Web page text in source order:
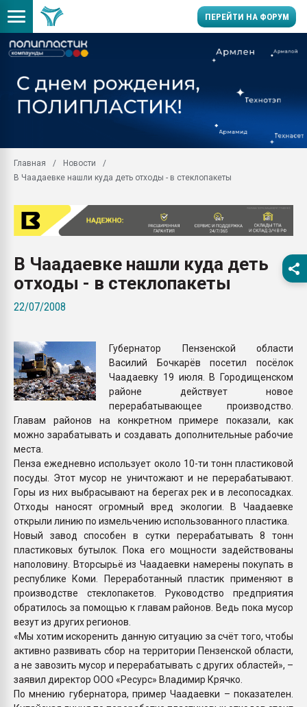
ПЕРЕЙТИ НА ФОРУМ
пластмасс
ситуацией на
Продам отходы
поликарбоната и АБС-
26.07.2022 "Сибирский
намного дороже
ПЕРЕЙТИ НА
Главная
Новости
В Чаадаевке нашли куда деть отходы - в стеклопакеты
В Чаадаевке нашли куда деть
отходы - в стеклопакеты
22/07/2008
Губернатор Пензенской области
Василий Бочкарёв посетил посёлок
Чаадаевку 19 июля. В Городищенском
районе действует новое
перерабатывающее производство.
Главам районов на конкретном примере показали, как
можно зарабатывать и создавать дополнительные рабочие
места.
Пенза ежедневно использует около 10-ти тонн пластиковой
посуды. Этот мусор не уничтожают и не перерабатывают.
Горы из них выбрасывают на берегах рек и в лесопосадках.
Отходы наносят огромный вред экологии. В Чаадаевке
открыли линию по измельчению использованного пластика.
Новый завод способен в сутки перерабатывать 8 тонн
пластиковых бутылок. Пока его мощности задействованы
наполовину. Вторсырьё из Чаадаевки намерены покупать в
республике Коми. Переработанный пластик применяют в
производстве стеклопакетов. Руководство предприятия
обратилось за помощью к главам районов. Ведь пока мусор
везут из других регионов.
«Мы хотим искоренить данную ситуацию за счёт того, чтобы
активно развивать сбор на территории Пензенской области,
а не завозить мусор и перерабатывать с других областей», –
заявил директор ООО «Ресурс» Владимир Крячко.
По мнению губернатора, пример Чаадаевки – показателен.